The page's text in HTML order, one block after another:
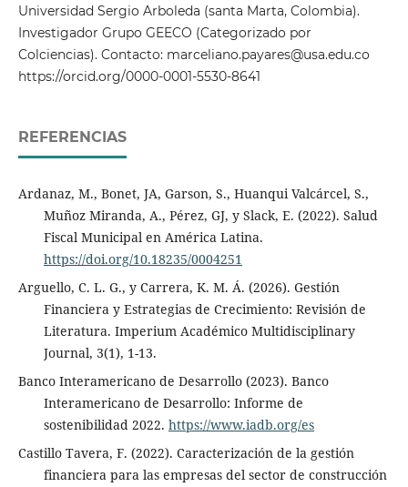
Universidad Sergio Arboleda (santa Marta, Colombia).
Investigador Grupo GEECO (Categorizado por
Colciencias). Contacto: marceliano.payares@usa.edu.co
https://orcid.org/0000-0001-5530-8641
REFERENCIAS
Ardanaz, M., Bonet, JA, Garson, S., Huanqui Valcárcel, S.,
Muñoz Miranda, A., Pérez, GJ, y Slack, E. (2022). Salud
Fiscal Municipal en América Latina.
https://doi.org/10.18235/0004251
Arguello, C. L. G., y Carrera, K. M. Á. (2026). Gestión
Financiera y Estrategias de Crecimiento: Revisión de
Literatura. Imperium Académico Multidisciplinary
Journal, 3(1), 1-13.
Banco Interamericano de Desarrollo (2023). Banco
Interamericano de Desarrollo: Informe de
sostenibilidad 2022. https://www.iadb.org/es
Castillo Tavera, F. (2022). Caracterización de la gestión
financiera para las empresas del sector de construcción